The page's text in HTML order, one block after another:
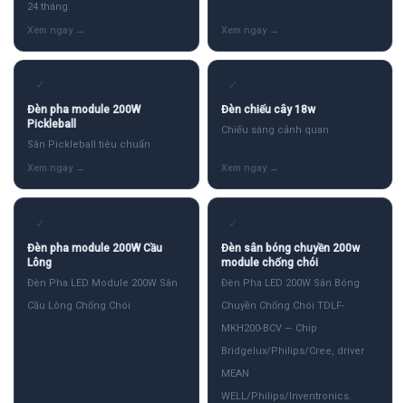
24 tháng.
✓
Đèn pha module 200W
Pickleball
Sân Pickleball tiêu chuẩn
✓
Đèn chiếu cây 18w
Chiếu sáng cảnh quan
✓
Đèn pha module 200W Cầu
Lông
Đèn Pha LED Module 200W Sân
Cầu Lông Chống Chói
✓
Đèn sân bóng chuyền 200w
module chống chói
Đèn Pha LED 200W Sân Bóng
Chuyền Chống Chói TDLF-
MKH200-BCV — Chip
Bridgelux/Philips/Cree, driver
MEAN
WELL/Philips/Inventronics.